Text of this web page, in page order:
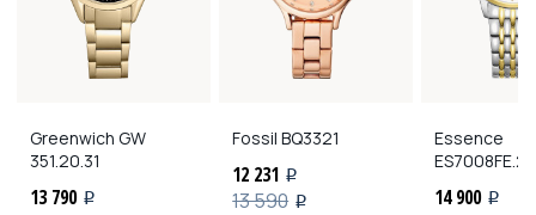
Greenwich GW
351.20.31
13 790 i
Fossil BQ3321
12 231 i
13 590 i
Essence
14 900 i